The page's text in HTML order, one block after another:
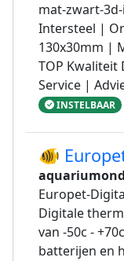
mat-zwart-
Intersteel |
130x30mm |
TOP
Service |
INSTELBAAR
🐠
Europet-
Digitale
van -50c - +70c
batterijen en